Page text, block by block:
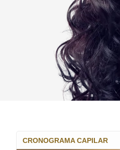
CRONOGRAMA CAPILAR